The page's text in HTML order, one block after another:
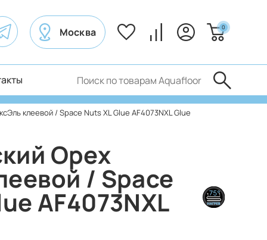
Москва 0
клеевой / Space Nuts XL Glue AF4073NXL Glue
Орех
/ Space
AF4073NXL